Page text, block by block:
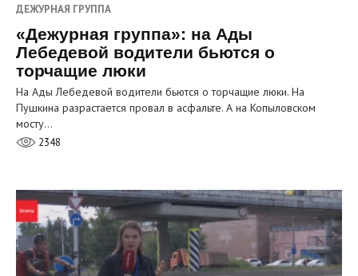
ДЕЖУРНАЯ ГРУППА
«Дежурная группа»: на Ады
Лебедевой водители бьются о
торчащие люки
На Ады Лебедевой водители бьются о торчащие люки. На
Пушкина разрастается провал в асфальте. А на Копыловском
мосту…
2348